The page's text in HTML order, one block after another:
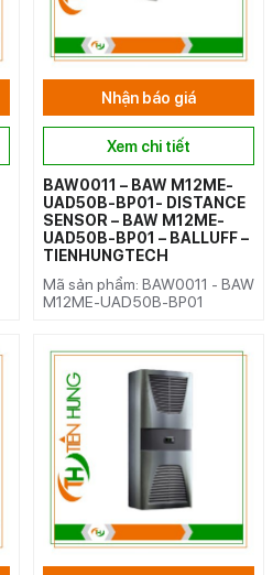
Nhận báo giá
Xem chi tiết
BAW0011 – BAW M12ME-
UAD50B-BP01- DISTANCE
SENSOR – BAW M12ME-
UAD50B-BP01 – BALLUFF –
TIENHUNGTECH
Mã sản phẩm: BAW0011 - BAW
M12ME-UAD50B-BP01